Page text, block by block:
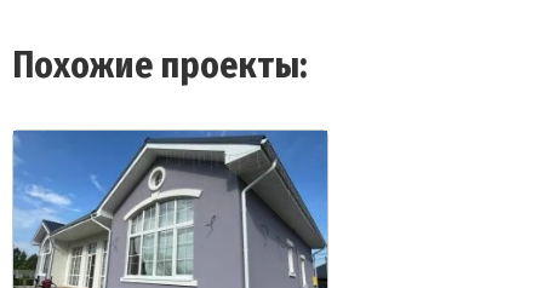
Похожие проекты: